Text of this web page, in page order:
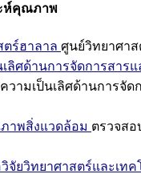
ห์คุณภาพ
ร์ฮาลาล ศูนย์วิทยาศาส
ลิศด้านการจัดการสารแ
วามเป็นเลิศด้านการจัด
าพสิ่งแวดล้อม ตรวจส
จัยวิทยาศาสตร์และเทค